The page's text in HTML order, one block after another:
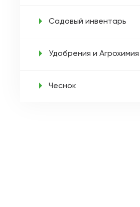
Садовый инвентарь
Удобрения и Агрохимия
Чеснок